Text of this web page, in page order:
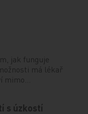
jak funguje
má lékař
mimo…
s úzkostí